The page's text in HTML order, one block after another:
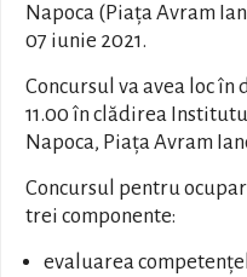
Napoca (Piața Avram
07 iunie 2021.
Concursul va avea loc în
11.00 în clădirea
Napoca, Piața Avram
Concursul pentru
trei componente:
evaluarea